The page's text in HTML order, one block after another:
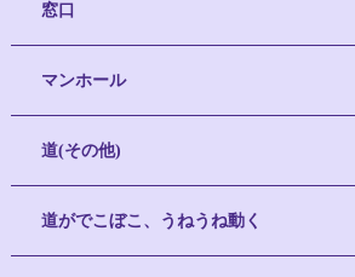
窓口
マンホール
道(その他)
道がでこぼこ、うねうね動く